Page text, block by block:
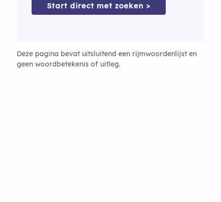
Start direct met zoeken >
Deze pagina bevat uitsluitend een rijmwoordenlijst en
geen woordbetekenis of uitleg.